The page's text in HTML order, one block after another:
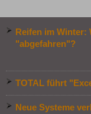
Reifen im Winter:
"abgefahren"?
TOTAL führt
Neue Systeme